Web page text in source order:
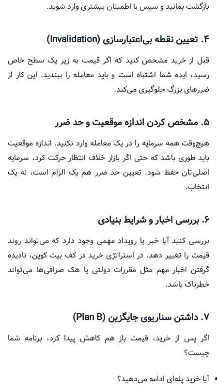
بازگشت بمانید و سپس با اطمینان بیشتری وارد شوید.
۴. تعیین نقطه بی‌اعتبارسازی (Invalidation)
قبل از خرید مشخص کنید که اگر قیمت به زیر یک سطح خاص
رسید، ایده شما اشتباه است و باید معامله را ببندید. این کار از
ضررهای بزرگ جلوگیری می‌کند.
۵. مشخص کردن اندازه موقعیت و حد ضرر
هیچ‌وقت همه سرمایه را در یک معامله وارد نکنید. اندازه موقعیت
باید طوری باشد که حتی اگر بازار خلاف انتظار حرکت کرد، سرمایه
اصلی‌تان حفظ شود. تعیین حد ضرر هم یک الزام است، نه یک
انتخاب.
۶. بررسی اخبار و شرایط بنیادی
بررسی کنید آیا خبر یا رویداد مهمی وجود دارد که می‌تواند روند
قیمت را تغییر دهد. در استراتژی خرید در کف بیت کوین، نادیده
گرفتن اخبار مهم مثل مقررات دولتی یا هک صرافی‌ها می‌تواند
خطرناک باشد.
۷. داشتن سناریوی جایگزین (Plan B)
اگر پس از خرید، قیمت باز هم کاهش پیدا کرد، برنامه شما
چیست؟
آیا خرید پله‌ای ادامه می‌دهید؟